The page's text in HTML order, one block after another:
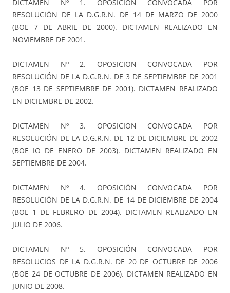
DICTAMEN Nº 1. OPOSICION CONVOCADA POR
RESOLUCIÓN DE LA D.G.R.N. DE 14 DE MARZO DE 2000
(BOE 7 DE ABRIL DE 2000). DICTAMEN REALIZADO EN
NOVIEMBRE DE 2001.
DICTAMEN Nº 2. OPOSICION CONVOCADA POR
RESOLUCIÓN DE LA D.G.R.N. DE 3 DE SEPTIEMBRE DE 2001
(BOE 13 DE SEPTIEMBRE DE 2001). DICTAMEN REALIZADO
EN DICIEMBRE DE 2002.
DICTAMEN Nº 3. OPOSICION CONVOCADA POR
RESOLUCIÓN DE LA D.G.R.N. DE 12 DE DICIEMBRE DE 2002
(BOE IO DE ENERO DE 2003). DICTAMEN REALIZADO EN
SEPTIEMBRE DE 2004.
DICTAMEN Nº 4. OPOSICIÓN CONVOCADA POR
RESOLUCIÓN DE LA D.G.R.N. DE 14 DE DICIEMBRE DE 2004
(BOE 1 DE FEBRERO DE 2004). DICTAMEN REALIZADO EN
JULIO DE 2006.
DICTAMEN Nº 5. OPOSICIÓN CONVOCADA POR
RESOLUCIOS DE LA D.G.R.N. DE 20 DE OCTUBRE DE 2006
(BOE 24 DE OCTUBRE DE 2006). DICTAMEN REALIZADO EN
JUNIO DE 2008.